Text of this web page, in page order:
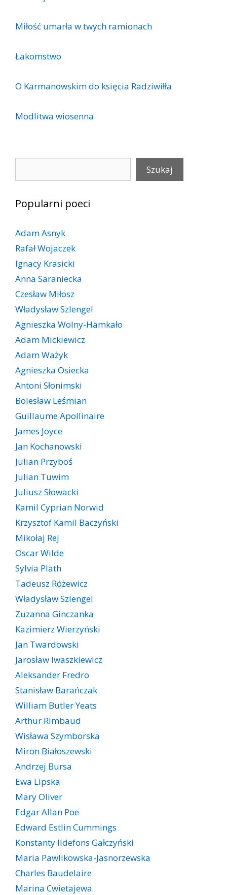
Miłość umarła w twych ramionach
Łakomstwo
O Karmanowskim do księcia Radziwiłła
Modlitwa wiosenna
Szukaj
Popularni poeci
Adam Asnyk
Rafał Wojaczek
Ignacy Krasicki
Anna Saraniecka
Czesław Miłosz
Władysław Szlengel
Agnieszka Wolny-Hamkało
Adam Mickiewicz
Adam Ważyk
Agnieszka Osiecka
Antoni Słonimski
Bolesław Leśmian
Guillaume Apollinaire
James Joyce
Jan Kochanowski
Julian Przyboś
Julian Tuwim
Juliusz Słowacki
Kamil Cyprian Norwid
Krzysztof Kamil Baczyński
Mikołaj Rej
Oscar Wilde
Sylvia Plath
Tadeusz Różewicz
Władysław Szlengel
Zuzanna Ginczanka
Kazimierz Wierzyński
Jan Twardowski
Jarosław Iwaszkiewicz
Aleksander Fredro
Stanisław Barańczak
William Butler Yeats
Arthur Rimbaud
Wisława Szymborska
Miron Białoszewski
Andrzej Bursa
Ewa Lipska
Mary Oliver
Edgar Allan Poe
Edward Estlin Cummings
Konstanty Ildefons Gałczyński
Maria Pawlikowska-Jasnorzewska
Charles Baudelaire
Marina Cwietajewa